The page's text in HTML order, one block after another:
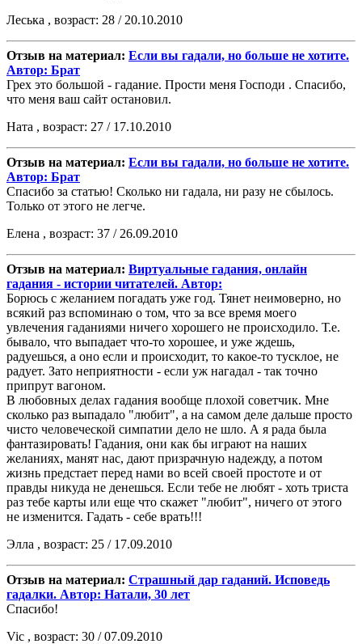
Леська , возраст: 28 / 20.10.2010
Отзыв на материал: Если вы гадали, но больше не хотите.
Автор: Брат
Грех это большой - гадание. Прости меня Господи . Спасибо,
что меня ваш сайт остановил.
Ната , возраст: 27 / 17.10.2010
Отзыв на материал: Если вы гадали, но больше не хотите.
Автор: Брат
Спасибо за статью! Сколько ни гадала, ни разу не сбылось.
Только от этого не легче.
Елена , возраст: 37 / 26.09.2010
Отзыв на материал: Виртуальные гадания, онлайн
гадания - истории читателей. Автор:
Борюсь с желанием погадать уже год. Тянет неимоверно, но
всякий раз вспоминаю о том, что за все время моего
увлечения гаданиями ничего хорошего не происходило. Т.е.
бывало, что выпадает что-то хорошее, и уже ждешь,
радуешься, а оно если и происходит, то какое-то тусклое, не
радует. Зато неприятности - если уж нагадал - так точно
припрут вагоном.
В любовных делах гадания вообще плохой советчик. Мне
сколько раз выпадало "любит", а на самом деле дальше просто
чисто человеческой симпатии дело не шло. А я рада была
фантазировать! Гадания, они как бы играют на наших
желаниях, манят нас, дают призрачную надежду, а потом
жизнь предстает перед нами во всей своей простоте и от
правды никуда не денешься. Если тебе не любят - хоть триста
раз тебе карты или еще что скажет "любит", ничего от этого
не изменится. Гадать - себе врать!!!
Элла , возраст: 25 / 17.09.2010
Отзыв на материал: Страшный дар гаданий. Исповедь
гадалки. Автор: Натали, 30 лет
Спасибо!
Vic , возраст: 30 / 07.09.2010